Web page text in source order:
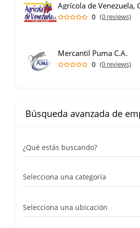
Agrícola de Venezuela,
0 (0 reviews)
Mercantil Puma C.A.
0 (0 reviews)
Búsqueda avanzada de
¿Qué estás buscando?
Selecciona una categoría
Selecciona una ubicación